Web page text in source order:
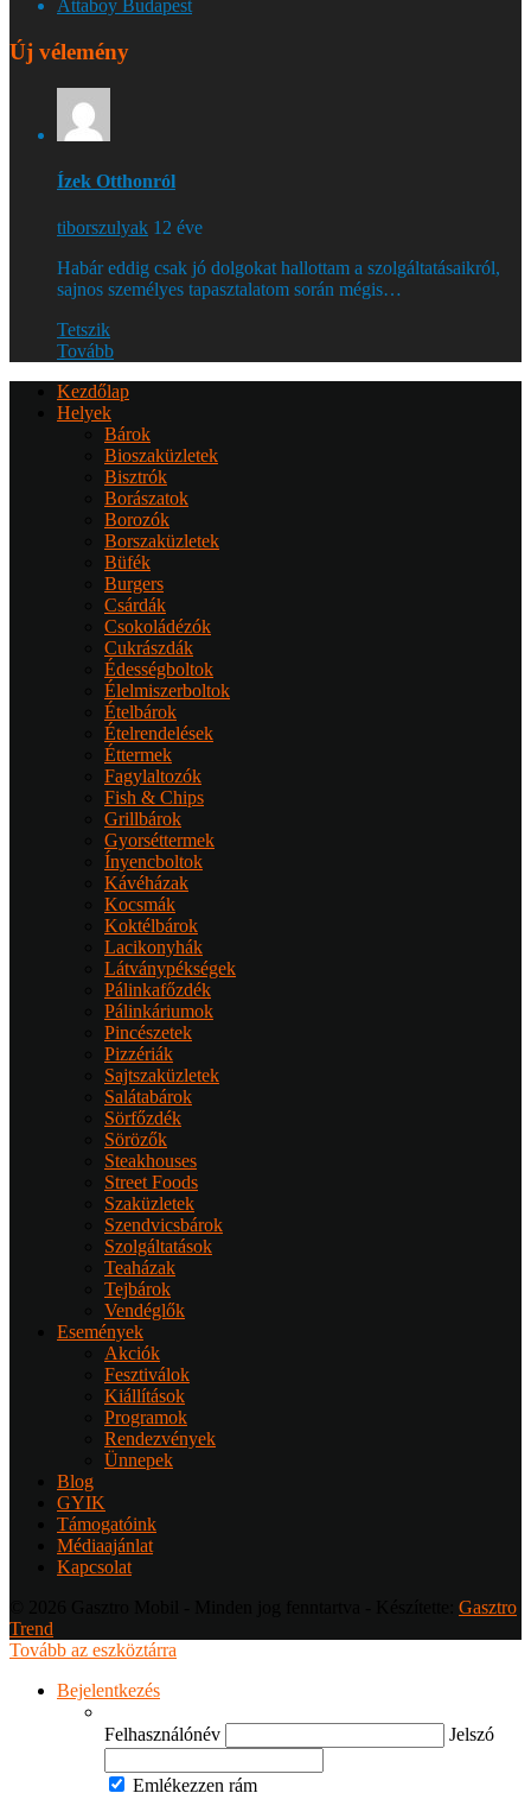
Attaboy Budapest
Új vélemény
Ízek Otthonról
tiborszulyak 12 éve
Habár eddig csak jó dolgokat hallottam a szolgáltatásaikról,
sajnos személyes tapasztalatom során mégis…
Tetszik
Tovább
Kezdőlap
Helyek
Bárok
Bioszaküzletek
Bisztrók
Borászatok
Borozók
Borszaküzletek
Büfék
Burgers
Csárdák
Csokoládézók
Cukrászdák
Édességboltok
Élelmiszerboltok
Ételbárok
Ételrendelések
Éttermek
Fagylaltozók
Fish & Chips
Grillbárok
Gyorséttermek
Ínyencboltok
Kávéházak
Kocsmák
Koktélbárok
Lacikonyhák
Látványpékségek
Pálinkafőzdék
Pálinkáriumok
Pincészetek
Pizzériák
Sajtszaküzletek
Salátabárok
Sörfőzdék
Sörözők
Steakhouses
Street Foods
Szaküzletek
Szendvicsbárok
Szolgáltatások
Teaházak
Tejbárok
Vendéglők
Események
Akciók
Fesztiválok
Kiállítások
Programok
Rendezvények
Ünnepek
Blog
GYIK
Támogatóink
Médiaajánlat
Kapcsolat
Gasztro
Trend
Tovább az eszköztárra
Bejelentkezés
Felhasználónév Jelszó
Emlékezzen rám